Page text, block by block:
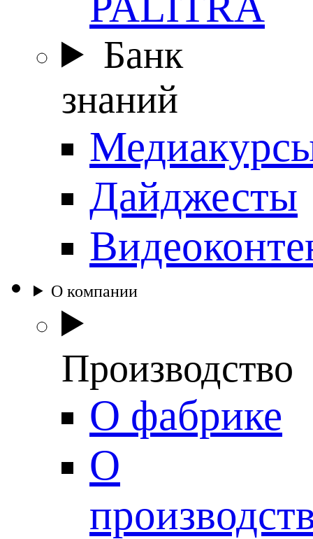
Банк
знаний
Дайджесты
О компании
Производство
О фабрике
О